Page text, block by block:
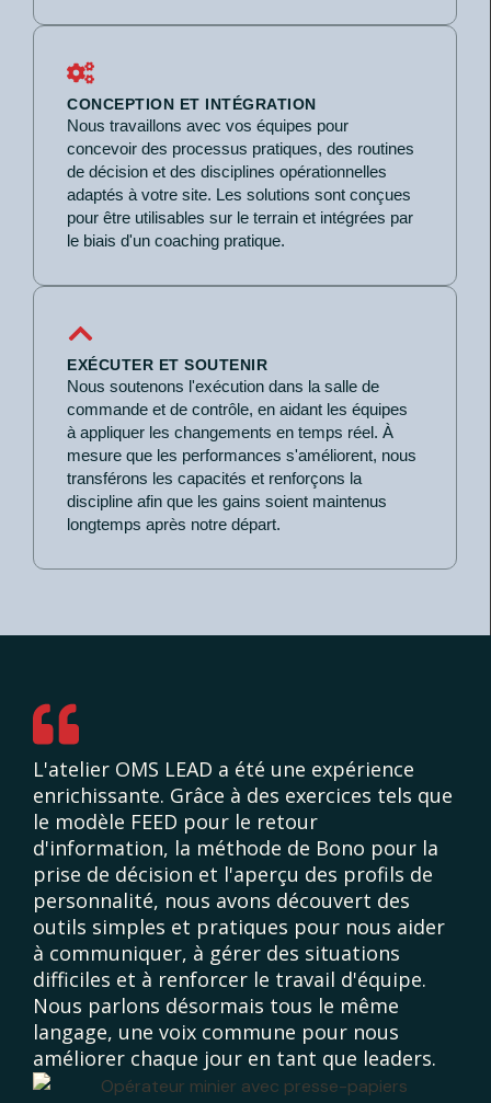
CONCEPTION ET INTÉGRATION
Nous travaillons avec vos équipes pour
concevoir des processus pratiques, des routines
de décision et des disciplines opérationnelles
adaptés à votre site. Les solutions sont conçues
pour être utilisables sur le terrain et intégrées par
le biais d'un coaching pratique.
EXÉCUTER ET SOUTENIR
Nous soutenons l'exécution dans la salle de
commande et de contrôle, en aidant les équipes
à appliquer les changements en temps réel. À
mesure que les performances s'améliorent, nous
transférons les capacités et renforçons la
discipline afin que les gains soient maintenus
longtemps après notre départ.
L'atelier OMS LEAD a été une expérience
enrichissante. Grâce à des exercices tels que
le modèle FEED pour le retour
d'information, la méthode de Bono pour la
prise de décision et l'aperçu des profils de
personnalité, nous avons découvert des
outils simples et pratiques pour nous aider
à communiquer, à gérer des situations
difficiles et à renforcer le travail d'équipe.
Nous parlons désormais tous le même
langage, une voix commune pour nous
améliorer chaque jour en tant que leaders.